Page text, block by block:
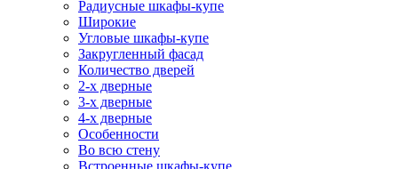
Радиусные шкафы-купе
Широкие
Угловые шкафы-купе
Закругленный фасад
Количество дверей
2-х дверные
3-х дверные
4-х дверные
Особенности
Во всю стену
Встроенные шкафы-купе